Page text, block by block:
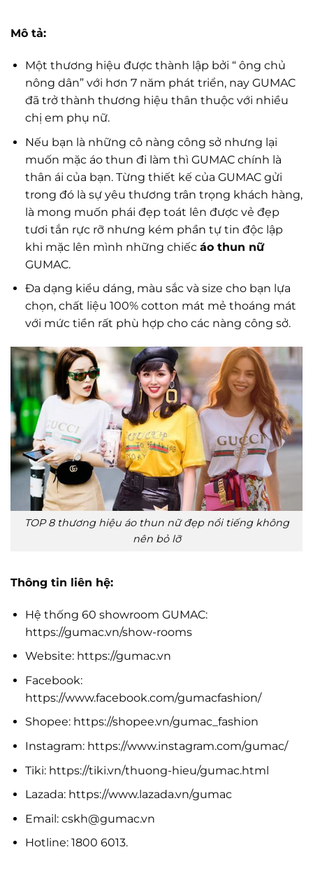
Mô tả:
Một thương hiệu được thành lập bởi “ ông chủ
nông dân” với hơn 7 năm phát triển, nay GUMAC
đã trở thành thương hiệu thân thuộc với nhiều
chị em phụ nữ.
Nếu bạn là những cô nàng công sở nhưng lại
muốn mặc áo thun đi làm thì GUMAC chính là
thân ái của bạn. Từng thiết kế của GUMAC gửi
trong đó là sự yêu thương trân trọng khách hàng,
là mong muốn phái đẹp toát lên được vẻ đẹp
tươi tắn rực rỡ nhưng kém phần tự tin độc lập
khi mặc lên mình những chiếc áo thun nữ
GUMAC.
Đa dạng kiểu dáng, màu sắc và size cho bạn lựa
chọn, chất liệu 100% cotton mát mẻ thoáng mát
với mức tiền rất phù hợp cho các nàng công sở.
TOP 8 thương hiệu áo thun nữ đẹp nổi tiếng không
nên bỏ lỡ
Thông tin liên hệ:
Hệ thống 60 showroom GUMAC:
https://gumac.vn/show-rooms
Website: https://gumac.vn
Facebook:
https://www.facebook.com/gumacfashion/
Shopee: https://shopee.vn/gumac_fashion
Instagram: https://www.instagram.com/gumac/
Tiki: https://tiki.vn/thuong-hieu/gumac.html
Lazada: https://www.lazada.vn/gumac
Email: cskh@gumac.vn
Hotline: 1800 6013.